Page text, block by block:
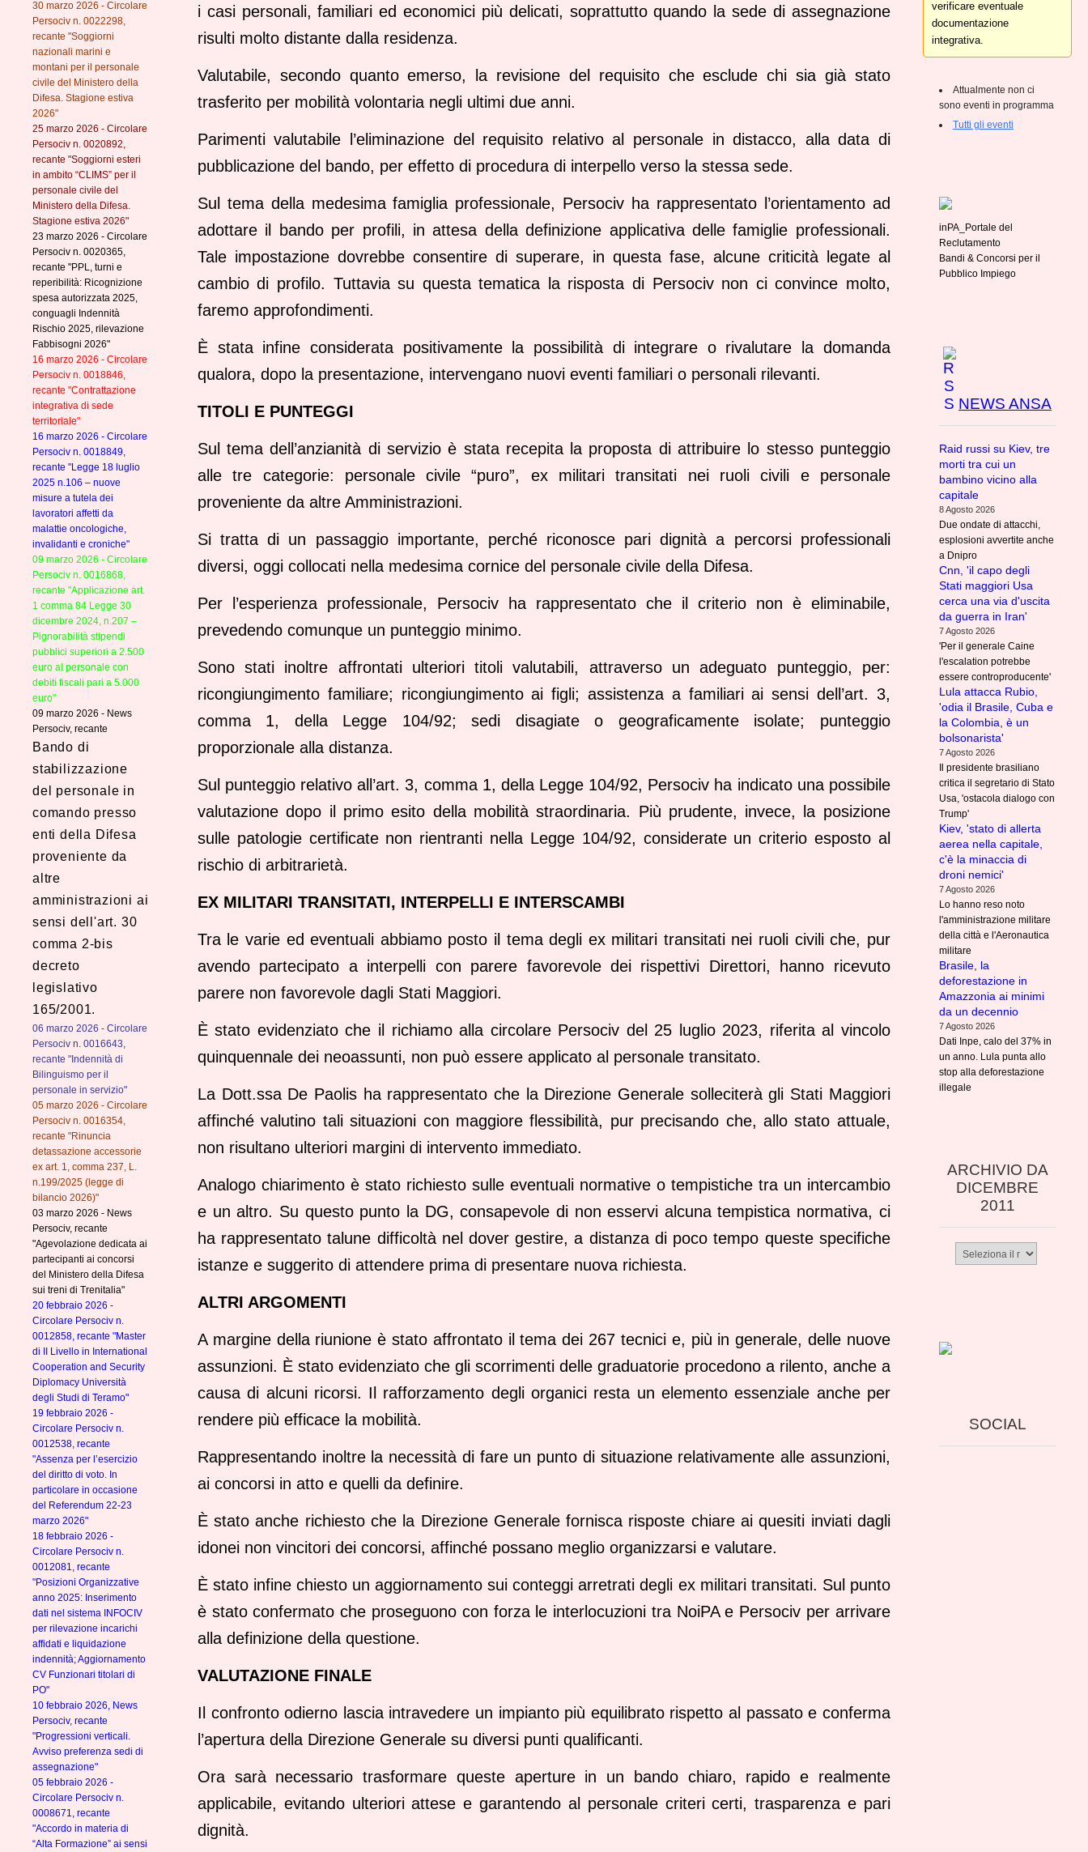
30 marzo 2026 - Circolare
Persociv n. 0022298,
recante "Soggiorni
nazionali marini e
montani per il personale
civile del Ministero della
Difesa. Stagione estiva
2026"
25 marzo 2026 - Circolare
Persociv n. 0020892,
recante "Soggiorni esteri
in ambito “CLIMS” per il
personale civile del
Ministero della Difesa.
Stagione estiva 2026"
23 marzo 2026 - Circolare
Persociv n. 0020365,
recante "PPL, turni e
reperibilità: Ricognizione
spesa autorizzata 2025,
conguagli Indennità
Rischio 2025, rilevazione
Fabbisogni 2026"
16 marzo 2026 - Circolare
Persociv n. 0018846,
recante "Contrattazione
integrativa di sede
territoriale"
16 marzo 2026 - Circolare
Persociv n. 0018849,
recante "Legge 18 luglio
2025 n.106 – nuove
misure a tutela dei
lavoratori affetti da
malattie oncologiche,
invalidanti e croniche"
09 marzo 2026 - Circolare
Persociv n. 0016868,
recante "Applicazione art.
1 comma 84 Legge 30
dicembre 2024, n.207 –
Pignorabilità stipendi
pubblici superiori a 2.500
euro al personale con
debiti fiscali pari a 5.000
euro"
09 marzo 2026 - News
Persociv, recante
Bando di
stabilizzazione
del personale in
comando presso
enti della Difesa
proveniente da
altre
amministrazioni ai
sensi dell'art. 30
comma 2-bis
decreto
legislativo
165/2001.
06 marzo 2026 - Circolare
Persociv n. 0016643,
recante "Indennità di
Bilinguismo per il
personale in servizio"
05 marzo 2026 - Circolare
Persociv n. 0016354,
recante "Rinuncia
detassazione accessorie
ex art. 1, comma 237, L.
n.199/2025 (legge di
bilancio 2026)"
03 marzo 2026 - News
Persociv, recante
"Agevolazione dedicata ai
partecipanti ai concorsi
del Ministero della Difesa
sui treni di Trenitalia"
20 febbraio 2026 -
Circolare Persociv n.
0012858, recante "Master
di II Livello in International
Cooperation and Security
Diplomacy Università
degli Studi di Teramo"
19 febbraio 2026 -
Circolare Persociv n.
0012538, recante
"Assenza per l’esercizio
del diritto di voto. In
particolare in occasione
del Referendum 22-23
marzo 2026"
18 febbraio 2026 -
Circolare Persociv n.
0012081, recante
"Posizioni Organizzative
anno 2025: Inserimento
dati nel sistema INFOCIV
per rilevazione incarichi
affidati e liquidazione
indennità; Aggiornamento
CV Funzionari titolari di
PO"
10 febbraio 2026, News
Persociv, recante
"Progressioni verticali.
Avviso preferenza sedi di
assegnazione"
05 febbraio 2026 -
Circolare Persociv n.
0008671, recante
"Accordo in materia di
“Alta Formazione” ai sensi
i casi personali, familiari ed economici più delicati, soprattutto quando la sede di assegnazione
risulti molto distante dalla residenza.
Valutabile, secondo quanto emerso, la revisione del requisito che esclude chi sia già stato
trasferito per mobilità volontaria negli ultimi due anni.
Parimenti valutabile l’eliminazione del requisito relativo al personale in distacco, alla data di
pubblicazione del bando, per effetto di procedura di interpello verso la stessa sede.
Sul tema della medesima famiglia professionale, Persociv ha rappresentato l’orientamento ad
adottare il bando per profili, in attesa della definizione applicativa delle famiglie professionali.
Tale impostazione dovrebbe consentire di superare, in questa fase, alcune criticità legate al
cambio di profilo. Tuttavia su questa tematica la risposta di Persociv non ci convince molto,
faremo approfondimenti.
È stata infine considerata positivamente la possibilità di integrare o rivalutare la domanda
qualora, dopo la presentazione, intervengano nuovi eventi familiari o personali rilevanti.
TITOLI E PUNTEGGI
Sul tema dell’anzianità di servizio è stata recepita la proposta di attribuire lo stesso punteggio
alle tre categorie: personale civile “puro”, ex militari transitati nei ruoli civili e personale
proveniente da altre Amministrazioni.
Si tratta di un passaggio importante, perché riconosce pari dignità a percorsi professionali
diversi, oggi collocati nella medesima cornice del personale civile della Difesa.
Per l’esperienza professionale, Persociv ha rappresentato che il criterio non è eliminabile,
prevedendo comunque un punteggio minimo.
Sono stati inoltre affrontati ulteriori titoli valutabili, attraverso un adeguato punteggio, per:
ricongiungimento familiare; ricongiungimento ai figli; assistenza a familiari ai sensi dell’art. 3,
comma 1, della Legge 104/92; sedi disagiate o geograficamente isolate; punteggio
proporzionale alla distanza.
Sul punteggio relativo all’art. 3, comma 1, della Legge 104/92, Persociv ha indicato una possibile
valutazione dopo il primo esito della mobilità straordinaria. Più prudente, invece, la posizione
sulle patologie certificate non rientranti nella Legge 104/92, considerate un criterio esposto al
rischio di arbitrarietà.
EX MILITARI TRANSITATI, INTERPELLI E INTERSCAMBI
Tra le varie ed eventuali abbiamo posto il tema degli ex militari transitati nei ruoli civili che, pur
avendo partecipato a interpelli con parere favorevole dei rispettivi Direttori, hanno ricevuto
parere non favorevole dagli Stati Maggiori.
È stato evidenziato che il richiamo alla circolare Persociv del 25 luglio 2023, riferita al vincolo
quinquennale dei neoassunti, non può essere applicato al personale transitato.
La Dott.ssa De Paolis ha rappresentato che la Direzione Generale solleciterà gli Stati Maggiori
affinché valutino tali situazioni con maggiore flessibilità, pur precisando che, allo stato attuale,
non risultano ulteriori margini di intervento immediato.
Analogo chiarimento è stato richiesto sulle eventuali normative o tempistiche tra un intercambio
e un altro. Su questo punto la DG, consapevole di non esservi alcuna tempistica normativa, ci
ha rappresentato talune difficoltà nel dover gestire, a distanza di poco tempo queste specifiche
istanze e suggerito di attendere prima di presentare nuova richiesta.
ALTRI ARGOMENTI
A margine della riunione è stato affrontato il tema dei 267 tecnici e, più in generale, delle nuove
assunzioni. È stato evidenziato che gli scorrimenti delle graduatorie procedono a rilento, anche a
causa di alcuni ricorsi. Il rafforzamento degli organici resta un elemento essenziale anche per
rendere più efficace la mobilità.
Rappresentando inoltre la necessità di fare un punto di situazione relativamente alle assunzioni,
ai concorsi in atto e quelli da definire.
È stato anche richiesto che la Direzione Generale fornisca risposte chiare ai quesiti inviati dagli
idonei non vincitori dei concorsi, affinché possano meglio organizzarsi e valutare.
È stato infine chiesto un aggiornamento sui conteggi arretrati degli ex militari transitati. Sul punto
è stato confermato che proseguono con forza le interlocuzioni tra NoiPA e Persociv per arrivare
alla definizione della questione.
VALUTAZIONE FINALE
Il confronto odierno lascia intravedere un impianto più equilibrato rispetto al passato e conferma
l’apertura della Direzione Generale su diversi punti qualificanti.
Ora sarà necessario trasformare queste aperture in un bando chiaro, rapido e realmente
applicabile, evitando ulteriori attese e garantendo al personale criteri certi, trasparenza e pari
dignità.
verificare eventuale
documentazione
integrativa.
Attualmente non ci
sono eventi in programma
Tutti gli eventi
inPA_Portale del
Reclutamento
Bandi & Concorsi per il
Pubblico Impiego
NEWS ANSA
Raid russi su Kiev, tre
morti tra cui un
bambino vicino alla
capitale
8 Agosto 2026
Due ondate di attacchi,
esplosioni avvertite anche
a Dnipro
Cnn, 'il capo degli
Stati maggiori Usa
cerca una via d'uscita
da guerra in Iran'
7 Agosto 2026
'Per il generale Caine
l'escalation potrebbe
essere controproducente'
Lula attacca Rubio,
'odia il Brasile, Cuba e
la Colombia, è un
bolsonarista'
7 Agosto 2026
Il presidente brasiliano
critica il segretario di Stato
Usa, 'ostacola dialogo con
Trump'
Kiev, 'stato di allerta
aerea nella capitale,
c'è la minaccia di
droni nemici'
7 Agosto 2026
Lo hanno reso noto
l'amministrazione militare
della città e l'Aeronautica
militare
Brasile, la
deforestazione in
Amazzonia ai minimi
da un decennio
7 Agosto 2026
Dati Inpe, calo del 37% in
un anno. Lula punta allo
stop alla deforestazione
illegale
ARCHIVIO DA
DICEMBRE
2011
Archivio
SOCIAL